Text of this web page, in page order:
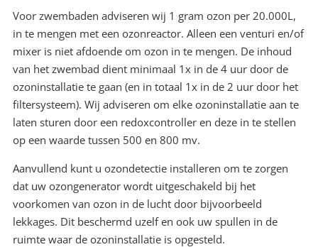
Voor zwembaden adviseren wij 1 gram ozon per 20.000L,
in te mengen met een ozonreactor. Alleen een venturi en/of
mixer is niet afdoende om ozon in te mengen. De inhoud
van het zwembad dient minimaal 1x in de 4 uur door de
ozoninstallatie te gaan (en in totaal 1x in de 2 uur door het
filtersysteem). Wij adviseren om elke ozoninstallatie aan te
laten sturen door een redoxcontroller en deze in te stellen
op een waarde tussen 500 en 800 mv.
Aanvullend kunt u ozondetectie installeren om te zorgen
dat uw ozongenerator wordt uitgeschakeld bij het
voorkomen van ozon in de lucht door bijvoorbeeld
lekkages. Dit beschermd uzelf en ook uw spullen in de
ruimte waar de ozoninstallatie is opgesteld.